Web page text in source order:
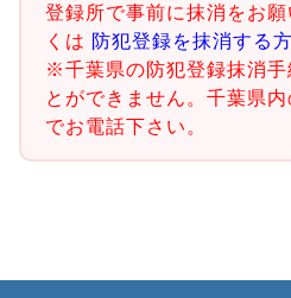
登録所で事前に抹消をお
くは 防犯登録を抹消する
※千葉県の防犯登録抹消手
とができません。千葉県
でお電話下さい。